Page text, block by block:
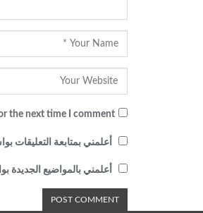
the next time I comment.
أعلمني بمتابعة التعليقات
أعلمني بالمواضيع الجديدة